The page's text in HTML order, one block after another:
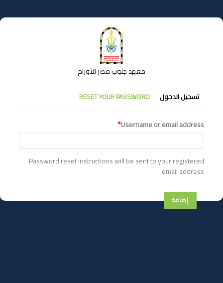
إلى
المحتوى
معهد جنوب مصر للأورام
التبويبات
الأساسية
تسجيل الدخول RESET YOUR PASSWORD
Username or email address
Password reset instructions will be sent to your registered
email address.